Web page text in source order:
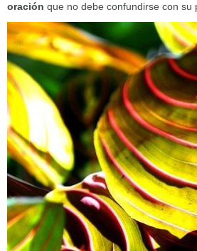
oración que no debe confundirse con su